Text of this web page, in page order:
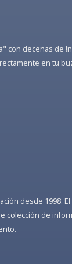
con decenas de
en tu
desde 1998:
de